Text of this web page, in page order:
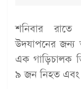
শনিবার রাতে
উদযাপনের জন্য
এক গাড়িচালক
৯ জন নিহত